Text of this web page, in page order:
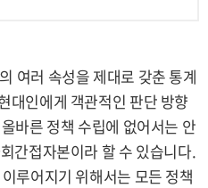
여러 속성을 제대로 갖춘 통계
대인에게 객관적인 판단 방향
바른 정책 수립에 없어서는 안
간접자본이라 할 수 있습니다.
루어지기 위해서는 모든 정책